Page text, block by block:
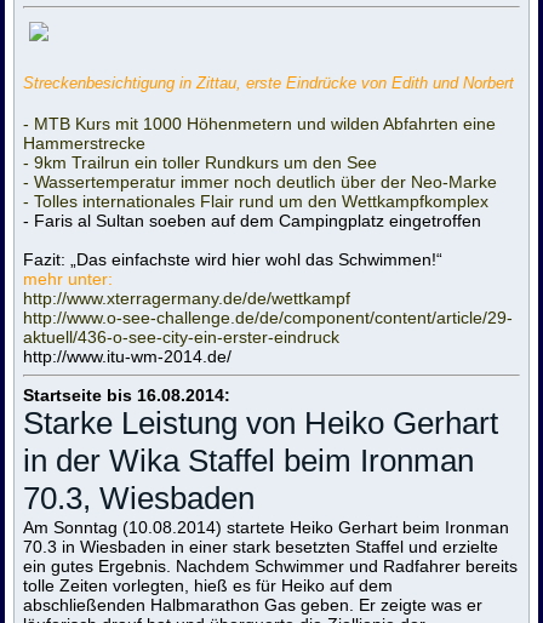
Streckenbesichtigung in Zittau, erste Eindrücke von Edith und Norbert
- MTB Kurs mit 1000 Höhenmetern und wilden Abfahrten eine
Hammerstrecke
- 9km Trailrun ein toller Rundkurs um den See
- Wassertemperatur immer noch deutlich über der Neo-Marke
- Tolles internationales Flair rund um den Wettkampfkomplex
- Faris al Sultan soeben auf dem Campingplatz eingetroffen
Fazit: „Das einfachste wird hier wohl das Schwimmen!“
mehr unter:
http://www.xterragermany.de/de/wettkampf
http://www.o-see-challenge.de/de/component/content/article/29-
aktuell/436-o-see-city-ein-erster-eindruck
http://www.itu-wm-2014.de/
Startseite bis 16.08.2014:
Starke Leistung von Heiko Gerhart
in der Wika Staffel beim Ironman
70.3, Wiesbaden
Am Sonntag (10.08.2014) startete Heiko Gerhart beim Ironman
70.3 in Wiesbaden in einer stark besetzten Staffel und erzielte
ein gutes Ergebnis. Nachdem Schwimmer und Radfahrer bereits
tolle Zeiten vorlegten, hieß es für Heiko auf dem
abschließenden Halbmarathon Gas geben. Er zeigte was er